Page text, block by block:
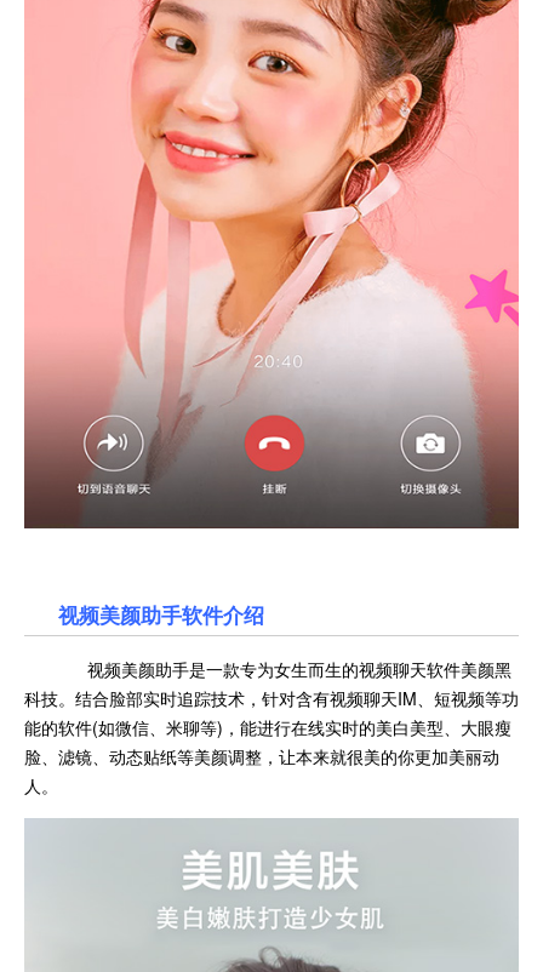
视频美颜助手软件介绍
视频美颜助手是一款专为女生而生的视频聊天软件美颜黑
科技。结合脸部实时追踪技术，针对含有视频聊天IM、短视频等功
能的软件(如微信、米聊等)，能进行在线实时的美白美型、大眼瘦
脸、滤镜、动态贴纸等美颜调整，让本来就很美的你更加美丽动
人。